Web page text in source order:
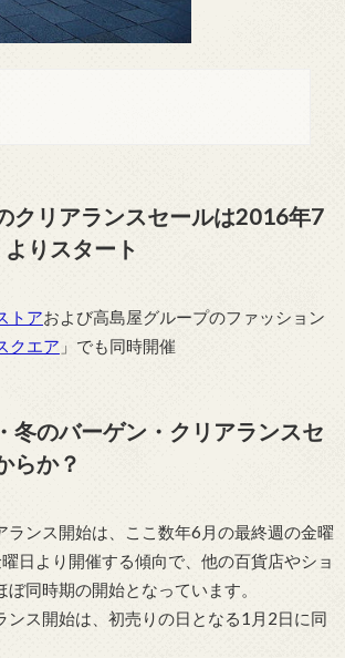
リアランスセールは2016年7
りスタート
トアおよび高島屋グループのファッション
クエア 」でも同時開催
冬のバーゲン・クリアランスセ
らか？
ランス開始は、ここ数年6月の最終週の金曜
日より開催する傾向で、他の百貨店やショ
同時期の開始となっています。
ンス開始は、初売りの日となる1月2日に同